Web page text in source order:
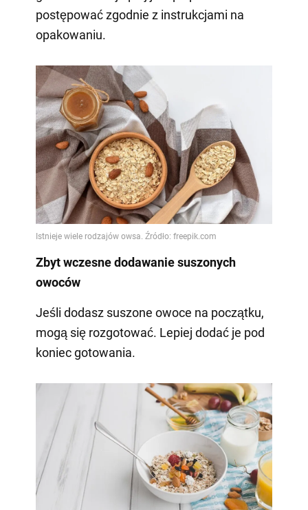
postępować zgodnie z instrukcjami na
opakowaniu.
Zbyt wczesne dodawanie suszonych
owoców
Jeśli dodasz suszone owoce na początku,
mogą się rozgotować. Lepiej dodać je pod
koniec gotowania.